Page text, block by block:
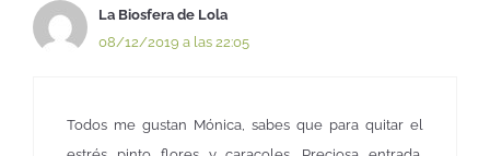
La Biosfera de Lola
08/12/2019 a las 22:05
Todos me gustan Mónica, sabes que para quitar el